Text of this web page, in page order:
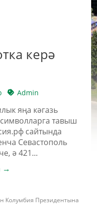
керә
Admin
яңа кәгазь
тавыш
сайтында
Севастополь
ә 421...
→